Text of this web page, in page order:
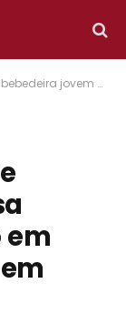
em homem de 62 anos em José de Freitas
em